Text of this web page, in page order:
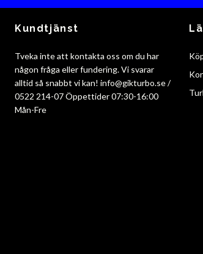
Kundtjänst
Tveka inte att kontakta oss om du har
någon fråga eller fundering. Vi svarar
alltid så snabbt vi kan! info@gikturbo.se/
0522 214-07 Öppettider 07:30-16:00
Mån-Fre